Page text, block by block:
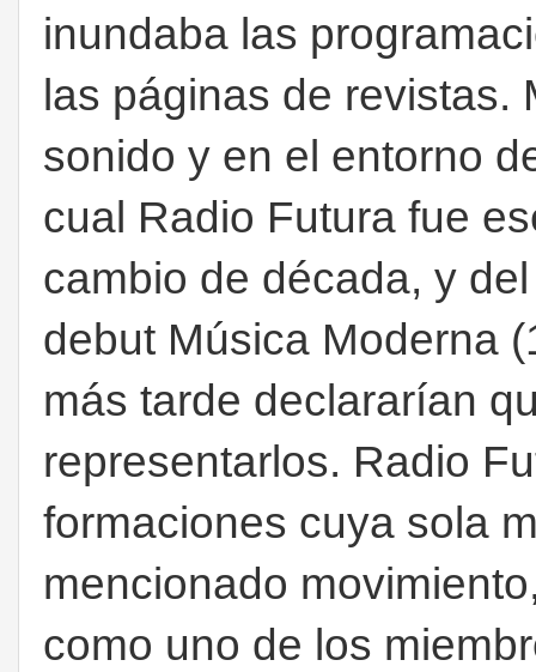
inundaba las
las páginas de
sonido y en el entorno
cual Radio Futura fue
cambio de década, y
debut Música Moderna
más tarde declararían
representarlos. Radio
formaciones cuya sola
mencionado
como uno de los